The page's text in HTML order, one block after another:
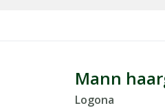
Mann
Logona